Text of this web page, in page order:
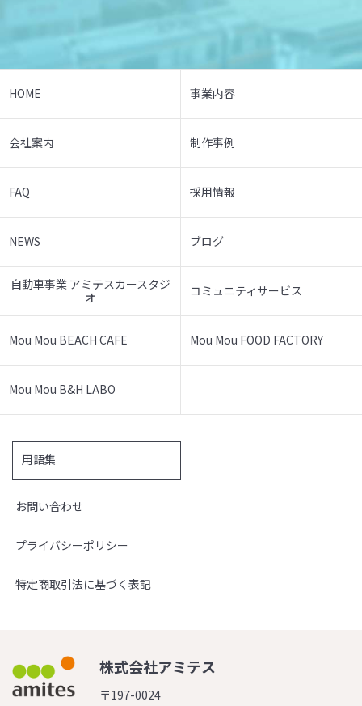
HOME 事業内容
会社案内 制作事例
FAQ 採用情報
NEWS ブログ
自動車事業 アミテスカースタジ
オ
コミュニティサービス
Mou Mou BEACH CAFE Mou Mou FOOD FACTORY
Mou Mou B&H LABO
用語集
お問い合わせ
プライバシーポリシー
特定商取引法に基づく表記
株式会社アミテス
〒197-0024